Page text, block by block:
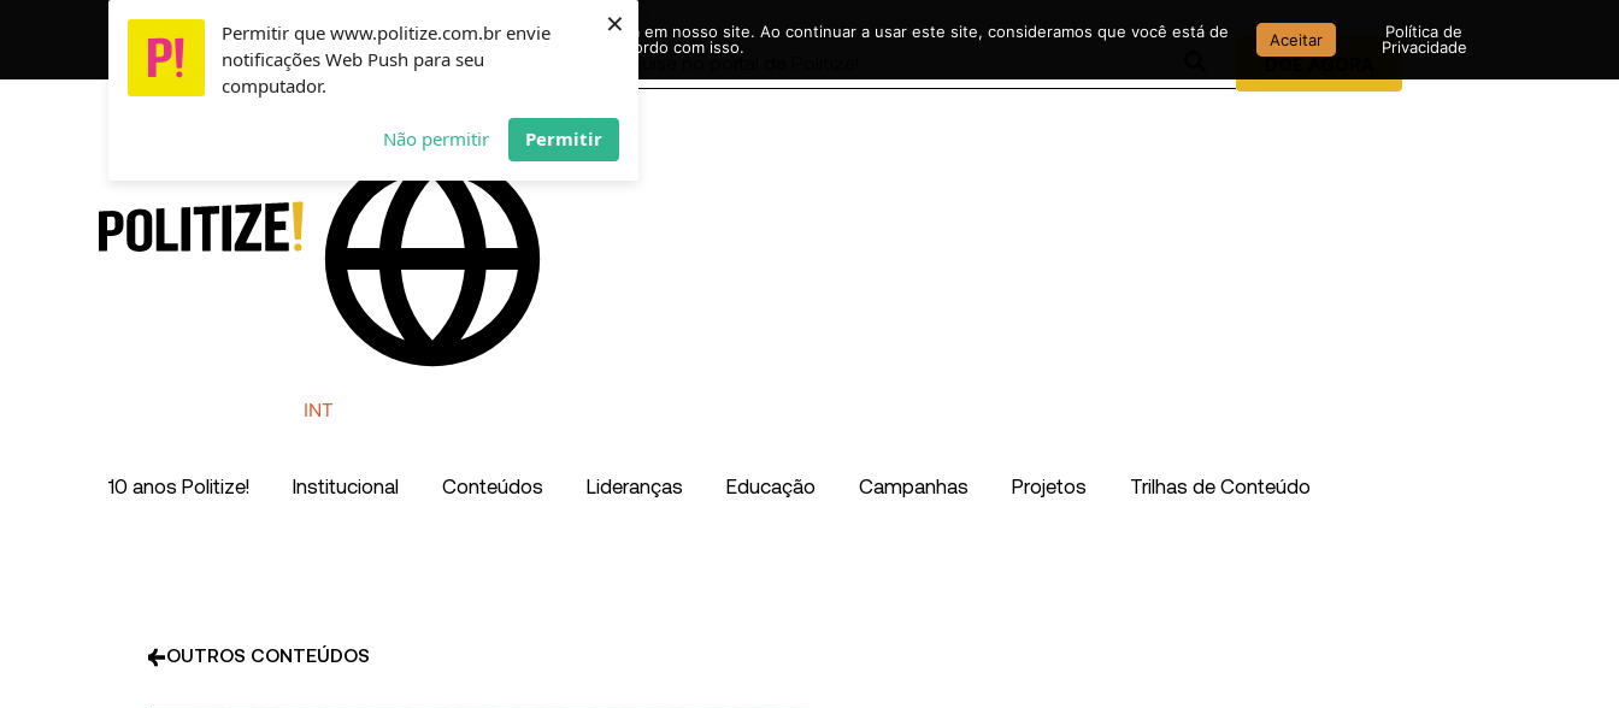
Permitir que www.politize.com.br envie
notificações Web Push para seu
computador.
Não permitir Permitir
×
CO
INT
Pesquisar
DOE AGORA
10 anos Politize! Institucional Conteúdos Lideranças Educação Campanhas Projetos Trilhas de Conteúdo
OUTROS CONTEÚDOS
Usamos cookies para garantir que você tenha a melhor experiência em nosso site. Ao continuar a usar este site, consideramos que você está de
acordo com isso.
Aceitar
Política de
Privacidade